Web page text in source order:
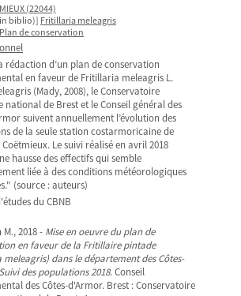
(22044)
biblio)] Fritillaria meleagris
Plan de conservation
rédaction d’un plan de conservation
en faveur de Fritillaria meleagris L.
(Mady, 2008), le Conservatoire
national de Brest et le Conseil général des
suivent annuellement l’évolution des
de la seule station costarmoricaine de
Coëtmieux. Le suivi réalisé en avril 2018
hausse des effectifs qui semble
liée à des conditions météorologiques
(source : auteurs)
du CBNB
2018 - Mise en oeuvre du plan de
en faveur de la Fritillaire pintade
dans le département des Côtes-
des populations 2018. Conseil
des Côtes-d'Armor. Brest : Conservatoire